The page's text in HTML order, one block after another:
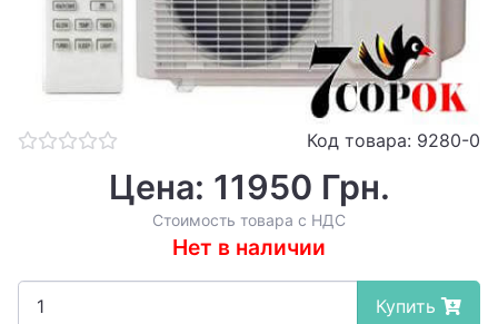
Код товара: 9280-0
Цена: 11950 Грн.
Стоимость товара с НДС
Нет в наличии
Купить